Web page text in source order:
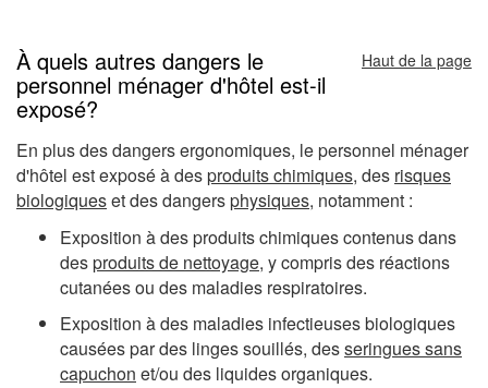
À quels autres dangers le
personnel ménager d'hôtel est-il
exposé?
Haut de la page
En plus des dangers ergonomiques, le personnel ménager
d'hôtel est exposé à desproduits chimiques, des risques
biologiqueset des dangersphysiques, notamment :
Exposition à des produits chimiques contenus dans
desproduits de nettoyage, y compris des réactions
cutanées ou des maladies respiratoires.
Exposition à des maladies infectieuses biologiques
causées par des linges souillés, desseringues sans
capuchon et/ou des liquides organiques.